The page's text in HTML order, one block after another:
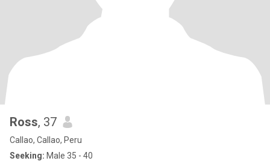
Ross, 37
Callao, Callao, Peru
Seeking: Male 35 - 40